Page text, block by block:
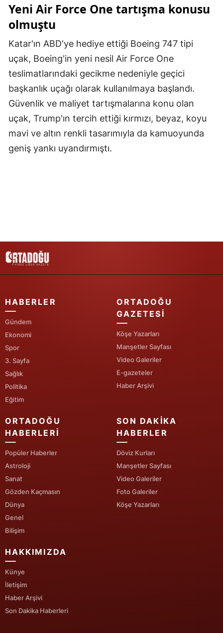
Sivas
Tekirdağ
Trabzon
Tunceli
Şanlıurfa
Kırıkkale
Şırnak
Bartın
Ardahan
Yalova
Karabük
Kilis
Osmaniye
Yeni Air Force One tartışma konusu
olmuştu
Katar'ın ABD'ye hediye ettiği Boeing 747 tipi
uçak, Boeing'in yeni nesil Air Force One
teslimatlarındaki gecikme nedeniyle geçici
başkanlık uçağı olarak kullanılmaya başlandı.
Güvenlik ve maliyet tartışmalarına konu olan
uçak, Trump'ın tercih ettiği kırmızı, beyaz, koyu
mavi ve altın renkli tasarımıyla da kamuoyunda
geniş yankı uyandırmıştı.
HABERLER
Gündem
Ekonomi
Spor
3. Sayfa
Sağlık
Politika
Eğitim
ORTADOĞU
GAZETESI
Köşe Yazarları
Manşetler Sayfası
Video Galeriler
E-gazeteler
Haber Arşivi
ORTADOĞU
HABERLERI
Popüler Haberler
Astroloji
Sanat
Gözden Kaçmasın
Dünya
Genel
Bilişim
SON DAKIKA
HABERLER
Döviz Kurları
Manşetler Sayfası
Video Galeriler
Foto Galeriler
Köşe Yazarları
HAKKIMIZDA
Künye
İletişim
Haber Arşivi
Son Dakika Haberleri